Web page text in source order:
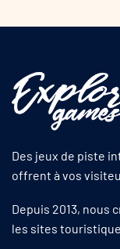
Des jeux de piste
offrent à vos
Depuis 2013, nous
les sites